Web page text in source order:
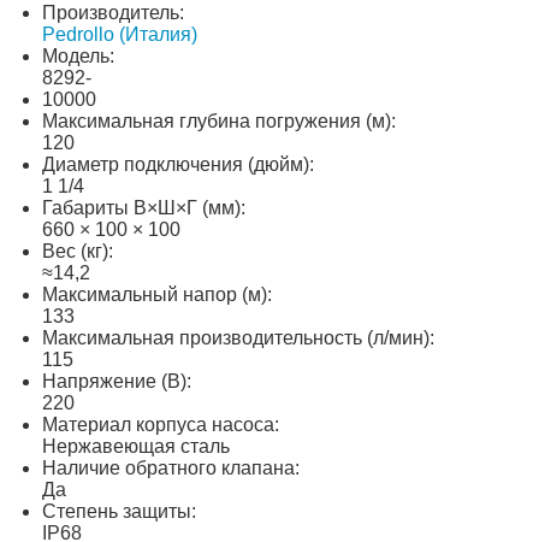
Производитель:
Pedrollo (Италия)
Модель:
8292-
10000
Максимальная глубина погружения (м):
120
Диаметр подключения (дюйм):
1 1/4
Габариты В×Ш×Г (мм):
660 × 100 × 100
Вес (кг):
≈14,2
Максимальный напор (м):
133
Максимальная производительность (л/мин):
115
Напряжение (В):
220
Материал корпуса насоса:
Нержавеющая сталь
Наличие обратного клапана:
Да
Степень защиты:
IP68